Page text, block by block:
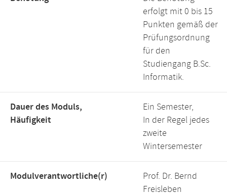
erfolgt mit 0 bis 15
Punkten gemäß der
Prüfungsordnung
für den
Studiengang B.Sc.
Informatik.
Dauer des Moduls,
Häufigkeit
Ein Semester,
In der Regel jedes
zweite
Wintersemester
Modulverantwortliche(r)
Prof. Dr. Bernd
Freisleben